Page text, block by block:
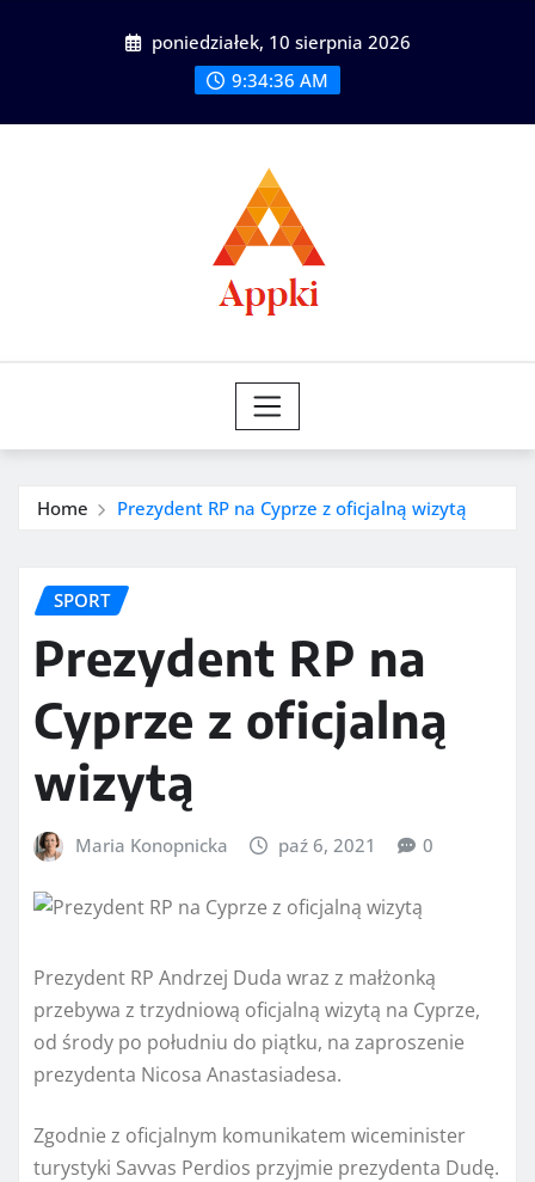
poniedziałek, 10 sierpnia 2026
9:34:37 AM
Home Prezydent RP na Cyprze z oficjalną wizytą
SPORT
Prezydent RP na
Cyprze z oficjalną
wizytą
Maria Konopnicka paź 6, 2021 0
Prezydent RP Andrzej Duda wraz z małżonką
przebywa z trzydniową oficjalną wizytą na Cyprze,
od środy po południu do piątku, na zaproszenie
prezydenta Nicosa Anastasiadesa.
Zgodnie z oficjalnym komunikatem wiceminister
turystyki Savvas Perdios przyjmie prezydenta Dudę.